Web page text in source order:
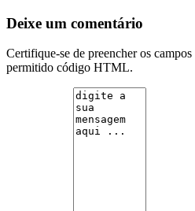
Deixe um comentário
Certifique-se de preencher os
permitido código HTML.